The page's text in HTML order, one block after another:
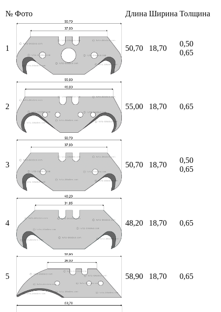
№ Фото Длина Ширина Толщина
1 50,70 18,70
0,50
0,65
2 55,00 18,70 0,65
3 50,70 18,70
0,50
0,65
4 48,20 18,70 0,65
5 58,90 18,70 0,65